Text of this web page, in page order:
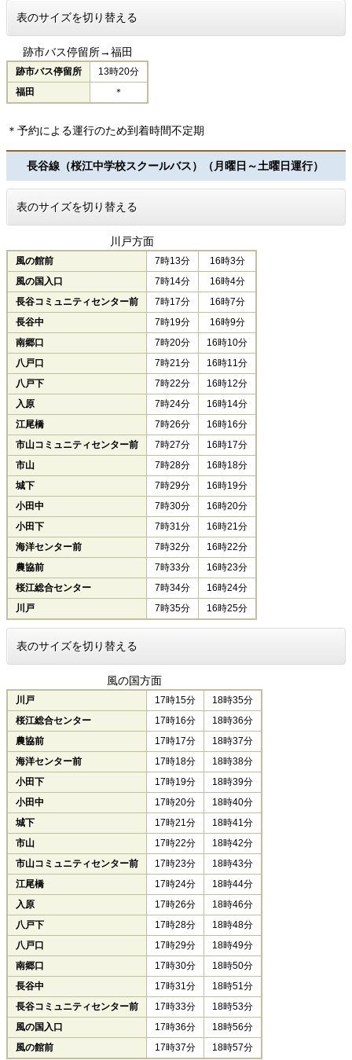
表のサイズを切り替える
跡市バス停留所→福田
跡市バス停留所
13時20分
福田
＊
＊予約による運行のため到着時間不定期
長谷線（桜江中学校スクールバス）（月曜日～土曜日運行）
表のサイズを切り替える
川戸方面
風の館前 7時13分
16時3分
風の国入口
7時14分
16時4分
長谷コミュニティセンター前
7時17分
16時7分
長谷中
7時19分
16時9分
南郷口
7時20分
16時10分
八戸口
7時21分
16時11分
八戸下
7時22分
16時12分
入原
7時24分
16時14分
江尾橋
7時26分
16時16分
市山コミュニティセンター前
7時27分
16時17分
市山
7時28分
16時18分
城下
7時29分
16時19分
小田中
7時30分
16時20分
小田下
7時31分
16時21分
海洋センター前
7時32分
16時22分
農協前
7時33分
16時23分
桜江総合センター
7時34分
16時24分
川戸
7時35分 16時25分
表のサイズを切り替える
風の国方面
川戸 17時15分
18時35分
桜江総合センター
17時16分
18時36分
農協前
17時17分
18時37分
海洋センター前
17時18分
18時38分
小田下
17時19分
18時39分
小田中
17時20分
18時40分
城下
17時21分
18時41分
市山
17時22分
18時42分
市山コミュニティセンター前
17時23分
18時43分
江尾橋
17時24分
18時44分
入原
17時26分
18時46分
八戸下
17時28分
18時48分
八戸口
17時29分
18時49分
南郷口
17時30分
18時50分
長谷中
17時31分
18時51分
長谷コミュニティセンター前
17時33分
18時53分
風の国入口
17時36分
18時56分
風の館前
17時37分 18時57分